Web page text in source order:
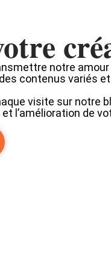
notre
contenus variés
visite sur notre
l’amélioration de